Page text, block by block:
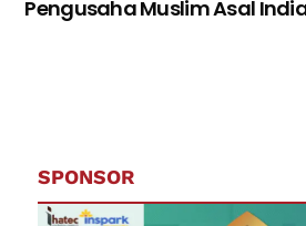
Pengusaha Muslim Asal
SPONSOR